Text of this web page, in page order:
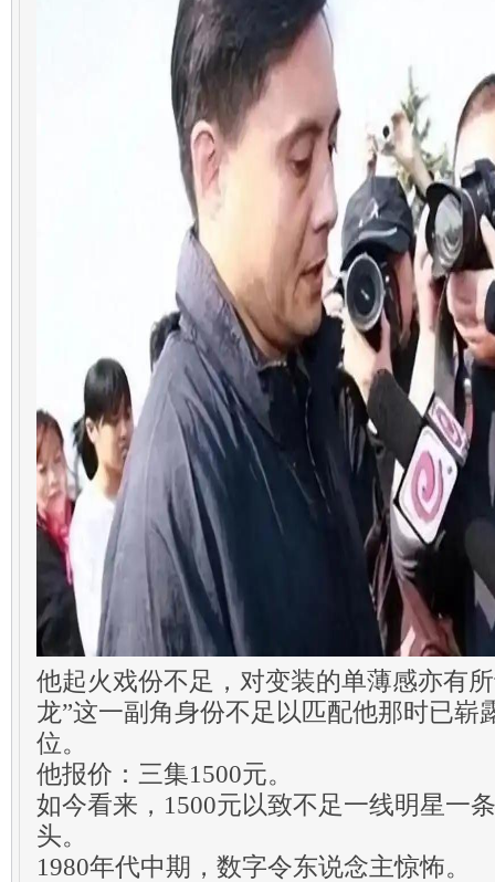
他起火戏份不足，对变装的单薄感亦有
龙”这一副角身份不足以匹配他那时已崭
位。
他报价：三集1500元。
如今看来，1500元以致不足一线明星一
头。
1980年代中期，数字令东说念主惊怖。